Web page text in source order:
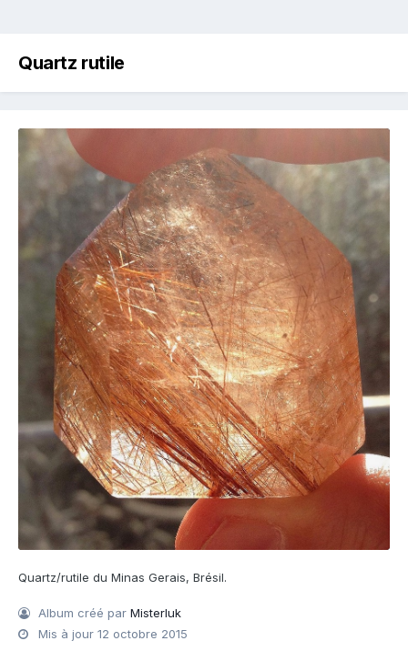
Quartz rutile
Quartz/rutile du Minas Gerais, Brésil.
Album créé parMisterluk
Mis à jour12 octobre 2015